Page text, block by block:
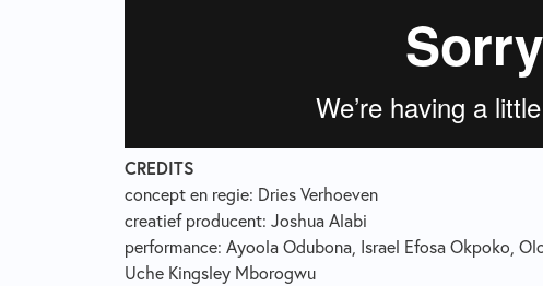
CREDITS
concept en regie: Dries Verhoeven
creatief producent: Joshua Alabi
performance: Ayoola Odubona, Israel Efosa Okpoko,
Uche Kingsley Mborogwu